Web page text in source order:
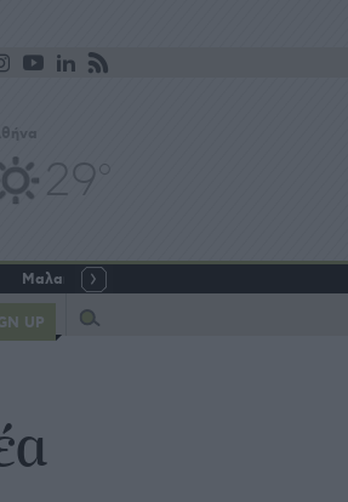
Μαλακό σιτάρι
UP